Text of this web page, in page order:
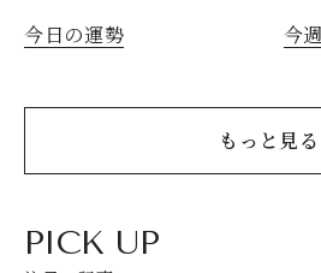
今日の運勢 今
もっと見る
PICK UP